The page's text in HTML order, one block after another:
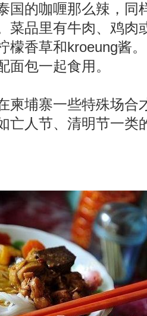
国的咖喱那么辣，同
菜品里有牛肉、鸡肉
檬香草和kroeung酱
面包一起食用。
柬埔寨一些特殊场合
亡人节、清明节一类